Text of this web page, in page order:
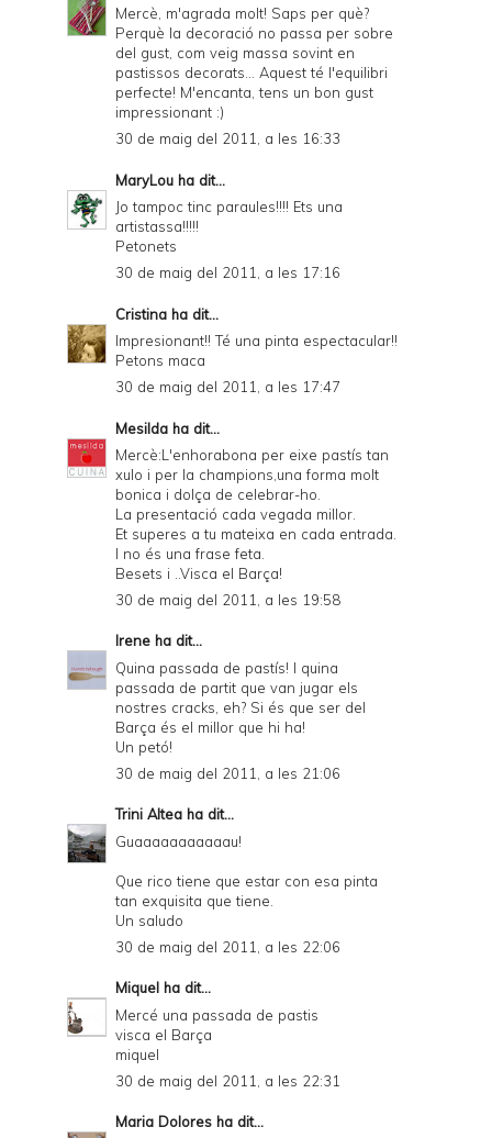
Mercè, m'agrada molt! Saps per què?
Perquè la decoració no passa per sobre
del gust, com veig massa sovint en
pastissos decorats... Aquest té l'equilibri
perfecte! M'encanta, tens un bon gust
impressionant :)
30 de maig del 2011, a les 16:33
MaryLou ha dit...
Jo tampoc tinc paraules!!!! Ets una
artistassa!!!!!
Petonets
30 de maig del 2011, a les 17:16
Cristina ha dit...
Impresionant!! Té una pinta espectacular!!
Petons maca
30 de maig del 2011, a les 17:47
Mesilda ha dit...
Mercè:L'enhorabona per eixe pastís tan
xulo i per la champions,una forma molt
bonica i dolça de celebrar-ho.
La presentació cada vegada millor.
Et superes a tu mateixa en cada entrada.
I no és una frase feta.
Besets i ..Visca el Barça!
30 de maig del 2011, a les 19:58
Irene ha dit...
Quina passada de pastís! I quina
passada de partit que van jugar els
nostres cracks, eh? Si és que ser del
Barça és el millor que hi ha!
Un petó!
30 de maig del 2011, a les 21:06
Trini Altea ha dit...
Guaaaaaaaaaaau!
Que rico tiene que estar con esa pinta
tan exquisita que tiene.
Un saludo
30 de maig del 2011, a les 22:06
Miquel ha dit...
Mercé una passada de pastis
visca el Barça
miquel
30 de maig del 2011, a les 22:31
Maria Dolores ha dit...